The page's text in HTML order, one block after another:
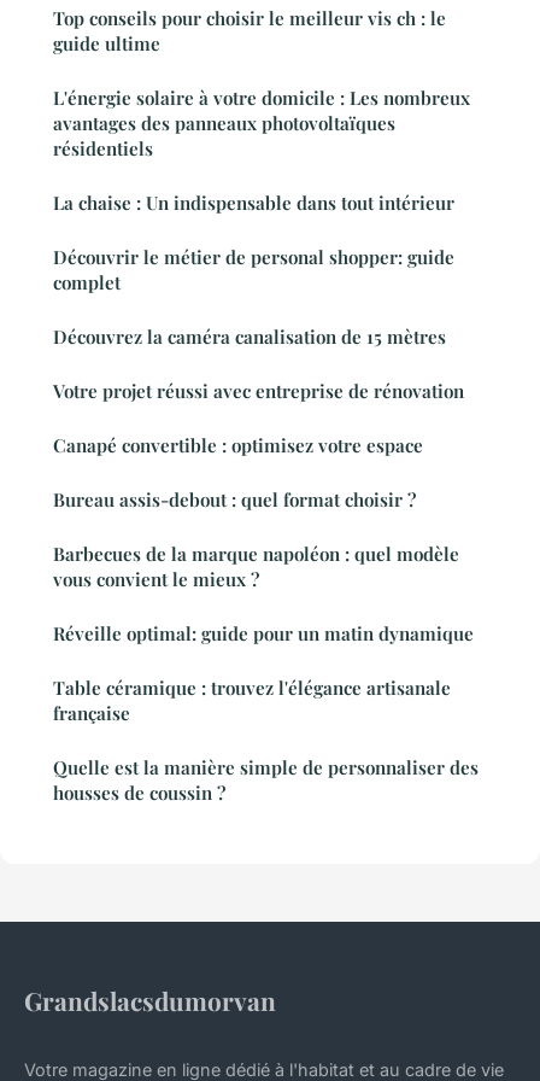
Top conseils pour choisir le meilleur vis ch : le
guide ultime
L'énergie solaire à votre domicile : Les nombreux
avantages des panneaux photovoltaïques
résidentiels
La chaise : Un indispensable dans tout intérieur
Découvrir le métier de personal shopper: guide
complet
Découvrez la caméra canalisation de 15 mètres
Votre projet réussi avec entreprise de rénovation
Canapé convertible : optimisez votre espace
Bureau assis-debout : quel format choisir ?
Barbecues de la marque napoléon : quel modèle
vous convient le mieux ?
Réveille optimal: guide pour un matin dynamique
Table céramique : trouvez l'élégance artisanale
française
Quelle est la manière simple de personnaliser des
housses de coussin ?
Grandslacsdumorvan
Votre magazine en ligne dédié à l'habitat et au cadre de vie